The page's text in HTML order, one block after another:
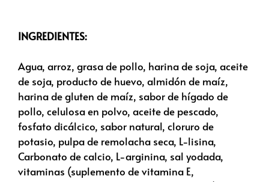
INGREDIENTES:
Agua, arroz, grasa de pollo, harina de soja, aceite
de soja, producto de huevo, almidón de maíz,
harina de gluten de maíz, sabor de hígado de
pollo, celulosa en polvo, aceite de pescado,
fosfato dicálcico, sabor natural, cloruro de
potasio, pulpa de remolacha seca, L-lisina,
Carbonato de calcio, L-arginina, sal yodada,
vitaminas (suplemento de vitamina E,